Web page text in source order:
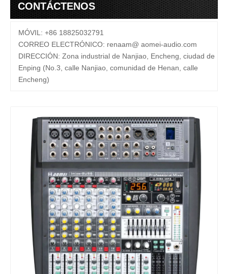
CONTÁCTENOS
MÓVIL: +86 18825032791
CORREO ELECTRÓNICO: renaam@ aomei-audio.com
DIRECCIÓN: Zona industrial de Nanjiao, Encheng, ciudad de
Enping (No.3, calle Nanjiao, comunidad de Henan, calle
Encheng)